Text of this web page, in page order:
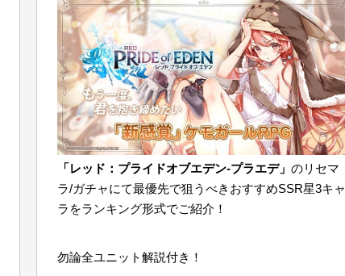
「レッド：プライドオブエデン-プラエデ」 のリセマ
ラ/ガチャにて最優先で狙うべきおすすめSSR星3キャ
ラをランキング形式でご紹介！
勿論全ユニット解説付き！